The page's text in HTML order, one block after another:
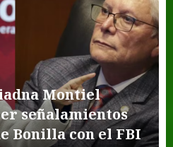
Montiel
señalamientos
Bonilla con el FBI